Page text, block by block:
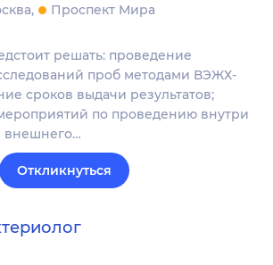
Проспект Мира
решать: проведение
проб методами ВЭЖХ-
сроков выдачи результатов;
по проведению внутри
внешнего…
Откликнуться